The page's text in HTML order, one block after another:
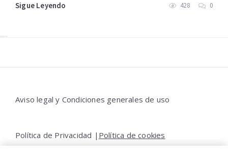
Sigue Leyendo 428 0
Aviso legal y Condiciones generales de uso
Política de Privacidad | Política de cookies